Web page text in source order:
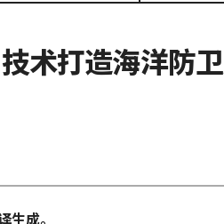
术打造海洋防
生成。